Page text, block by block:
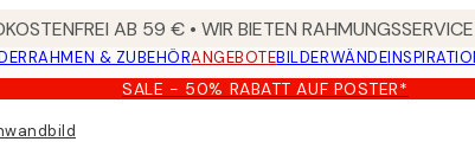
AB 59 € • WIR BIETEN
RAHMEN & ZUBEHÖRANGEBOTEBILDERWÄNDE
SALE - 50% RABATT AUF POSTER*